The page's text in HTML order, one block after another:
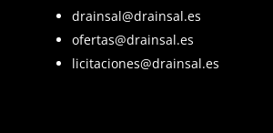
drainsal@drainsal.es
ofertas@drainsal.es
licitaciones@drainsal.es